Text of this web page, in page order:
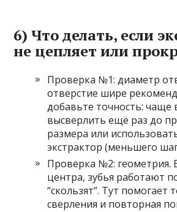
6) Что делать, если
не цепляет или
Проверка №1: диаметр
отверстие шире
добавьте точность: чаще
высверлить ещё раз до
размера или
экстрактор (меньшего
Проверка №2: геометрия.
центра, зубья работают
“скользят”. Тут помогает
сверления и повторная